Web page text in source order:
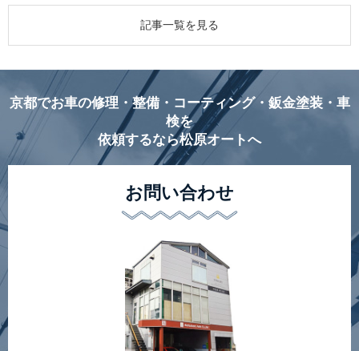
記事一覧を見る
京都でお車の修理・整備・コーティング・鈑金塗装・車
検を
依頼するなら松原オートへ
お問い合わせ